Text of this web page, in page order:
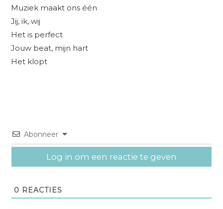
Muziek maakt ons één
Jij, ik, wij
Het is perfect
Jouw beat, mijn hart
Het klopt
Abonneer
Log in om een reactie te geven
0 REACTIES